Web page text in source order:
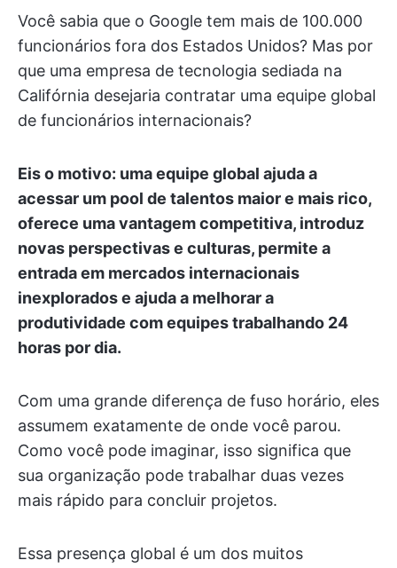
Você sabia que o Google tem mais de 100.000
funcionários fora dos Estados Unidos? Mas por
que uma empresa de tecnologia sediada na
Califórnia desejaria contratar uma equipe global
de funcionários internacionais?
Eis o motivo: uma equipe global ajuda a
acessar um pool de talentos maior e mais rico,
oferece uma vantagem competitiva, introduz
novas perspectivas e culturas, permite a
entrada em mercados internacionais
inexplorados e ajuda a melhorar a
produtividade com equipes trabalhando 24
horas por dia.
Com uma grande diferença de fuso horário, eles
assumem exatamente de onde você parou.
Como você pode imaginar, isso significa que
sua organização pode trabalhar duas vezes
mais rápido para concluir projetos.
Essa presença global é um dos muitos